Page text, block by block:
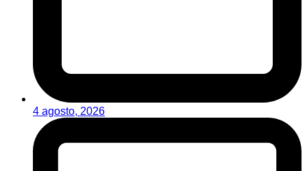
4 agosto, 2026